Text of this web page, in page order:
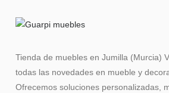
Tienda de muebles en Jumilla (Murcia)
todas las novedades en mueble y
Ofrecemos soluciones personalizadas,